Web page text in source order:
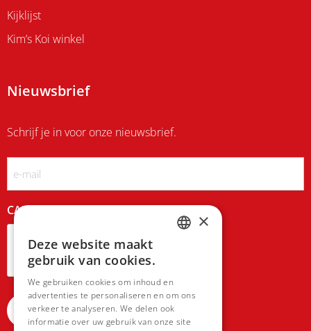
Kijklijst
Kim’s Koi winkel
Nieuwsbrief
Schrijf je in voor onze nieuwsbrief.
CAPTCHA ×
Deze website maakt
gebruik van cookies.
We gebruiken cookies om inhoud en
advertenties te personaliseren en om ons
verkeer te analyseren. We delen ook
informatie over uw gebruik van onze site